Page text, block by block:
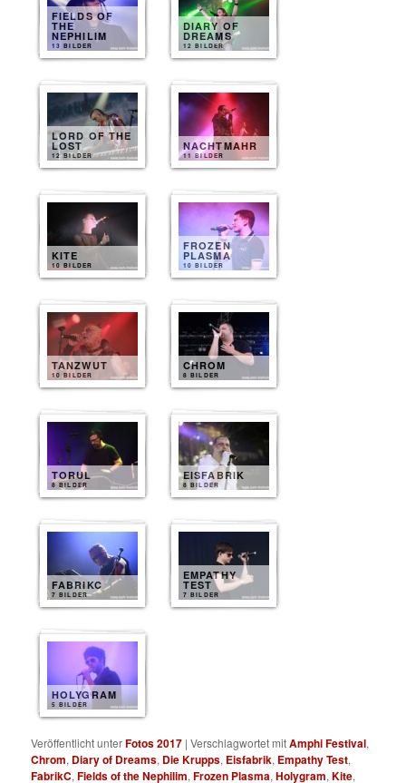
FIELDS OF
THE
NEPHILIM
13 BILDER
DIARY OF
DREAMS
12 BILDER
LORD OF THE
LOST
12 BILDER
NACHTMAHR
11 BILDER
KITE
10 BILDER
FROZEN
PLASMA
10 BILDER
TANZWUT
10 BILDER
CHROM
8 BILDER
TORUL
8 BILDER
EISFABRIK
8 BILDER
FABRIKC
7 BILDER
EMPATHY
TEST
7 BILDER
HOLYGRAM
5 BILDER
Veröffentlicht unterFotos 2017 |Verschlagwortet mitAmphi Festival,
Chrom, Diary of Dreams, Die Krupps, Eisfabrik, Empathy Test,
FabrikC,Fields of the Nephilim,Frozen Plasma,Holygram,Kite,